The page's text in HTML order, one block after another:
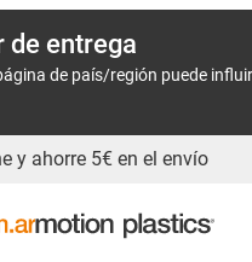
de entrega
de país/región puede
y ahorre 5€ en el envío